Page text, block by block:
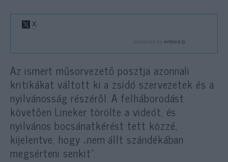
Az ismert műsorvezető posztja azonnali
kritikákat váltott ki a zsidó szervezetek és a
nyilvánosság részéről. A felháborodást
követően Lineker törölte a videót, és
nyilvános bocsánatkérést tett közzé,
kijelentve, hogy „nem állt szándékában
megsérteni senkit”.